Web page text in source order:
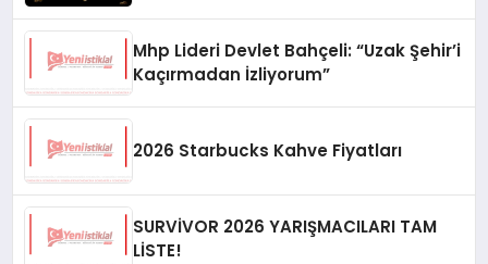
Mhp Lideri Devlet Bahçeli: “Uzak Şehir’i
Kaçırmadan İzliyorum”
2026 Starbucks Kahve Fiyatları
SURVİVOR 2026 YARIŞMACILARI TAM
LİSTE!